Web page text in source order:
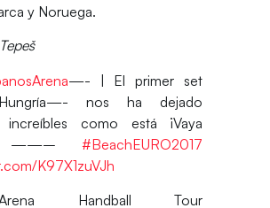
y Noruega.
—- | El primer set
nos ha dejado
increíbles como está ¡Vaya
——–#BeachEURO2017
K97X1zuVJh
Handball Tour